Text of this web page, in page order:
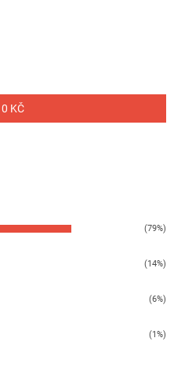
0 KČ
(79%)
(14%)
(6%)
(1%)